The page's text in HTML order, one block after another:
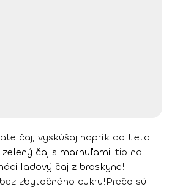
čaj, vyskúšaj napríklad tieto
čaj s marhuľami: tip na
ľadový čaj z broskyne!
zbytočného cukru!Prečo sú